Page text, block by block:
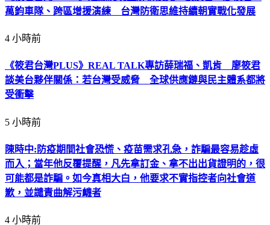
萬鈞車隊、跨區增援演練 台灣防衛思維持續朝實戰化發展
4 小時前
《筱君台灣PLUS》REAL TALK專訪薛瑞福、凱肯 廖筱君
談美台夥伴關係：若台灣受威脅 全球供應鏈與民主體系都將
受衝擊
5 小時前
陳時中:防疫期間社會恐慌、疫苗需求孔急，詐騙最容易趁虛
而入；當年他反覆提醒，凡先拿訂金、拿不出出貨證明的，很
可能都是詐騙。如今真相大白，他要求不實指控者向社會道
歉，並譴責曲解污衊者
4 小時前